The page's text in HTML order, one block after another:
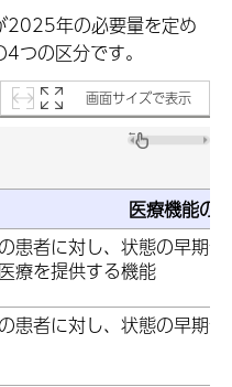
2025年の必要量を定め
つの区分です。
画面サイズで表示
医療機能の
患者に対し、状態の早期
療を提供する機能
患者に対し、状態の早期